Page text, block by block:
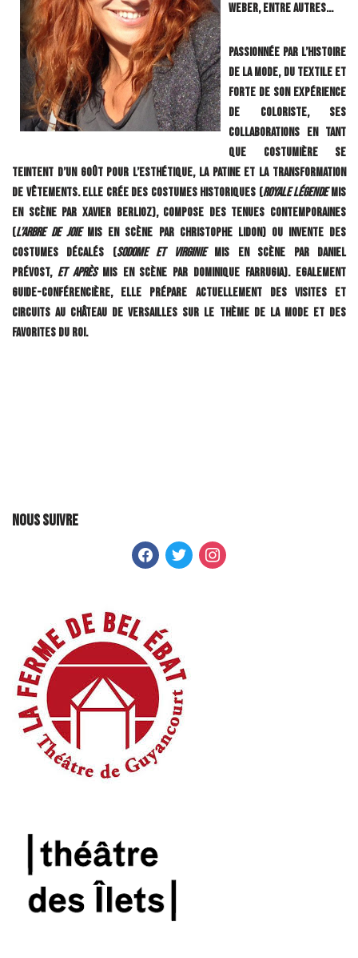
Weber, entre autres…
Passionnée par l’histoire
de la mode, du textile et
forte de son expérience
de coloriste, ses
collaborations en tant
que costumière se
teintent d’un goût pour l’esthétique, la patine et la transformation
de vêtements. Elle crée des costumes historiques (Royale Légendemis
en scène par Xavier Berlioz), compose des tenues contemporaines
(L’Arbre de joiemis en scène par Christophe Lidon) ou invente des
costumes décalés (Sodome et Virginiemis en scène par Daniel
Prévost, Et Aprèsmis en scène par Dominique Farrugia). Egalement
guide-conférencière, elle prépare actuellement des visites et
circuits au Château de Versailles sur le thème de la mode et des
favorites du roi.
Nous suivre